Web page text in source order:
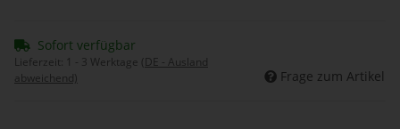
Sofort verfügbar
Lieferzeit: 1 - 3 Werktage (DE - Ausland
abweichend)
Frage zum Artikel